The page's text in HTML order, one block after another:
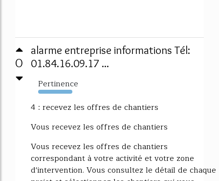
0
alarme entreprise informations Tél:
01.84.16.09.17 ...
Pertinence
13707%
4 : recevez les offres de chantiers
Vous recevez les offres de chantiers
Vous recevez les offres de chantiers
correspondant à votre activité et votre zone
d'intervention. Vous consultez le détail de chaque